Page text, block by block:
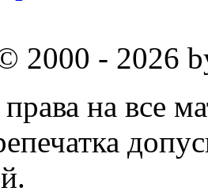
2000 - 2026
на все